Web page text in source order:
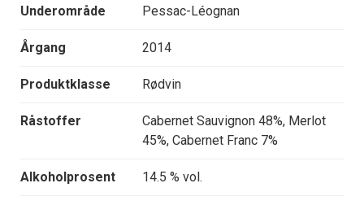
Underområde Pessac-Léognan
Årgang 2014
Produktklasse Rødvin
Råstoffer
Cabernet Sauvignon 48%, Merlot
45%, Cabernet Franc 7%
Alkoholprosent 14.5 % vol.